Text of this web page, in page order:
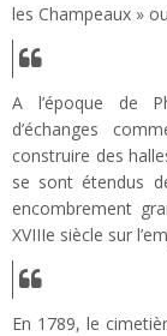
les Champeaux »
A l’époque de
d’échanges
construire des
se sont étendus
encombrement
XVIIIe siècle sur
En 1789, le